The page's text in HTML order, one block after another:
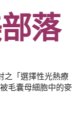
落
之「選擇性光熱療
毛囊母細胞中的麥